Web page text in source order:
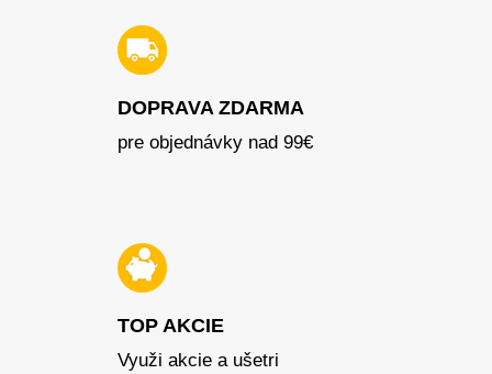
DOPRAVA ZDARMA
pre objednávky nad 99€
TOP AKCIE
Využi akcie a ušetri